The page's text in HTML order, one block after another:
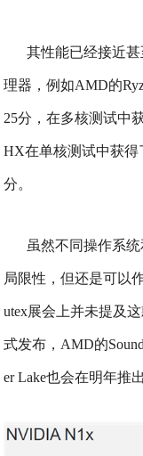
其性能已经接近
理器，例如AMD的
25分，在多核测试中
HX在单核测试中获得
分。
虽然不同操作系
局限性，但还是可以
utex展会上并未提及
式发布，AMD的
er Lake也会在明年推